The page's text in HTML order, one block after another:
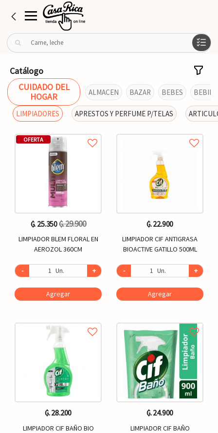
B
u
r
p
Catálogo
CUIDADO DEL
HOGAR
ALMACEN BAZAR BEBES
LIMPIADORES APRESTOS Y PERFUME P/TELAS
OFERTA
₲. 25.350₲. 29.900
LIMPIADOR BLEM FLORAL EN
AEROZOL 360CM
- Un. +
Agregar
₲. 22.900
LIMPIADOR CIF ANTIGRASA
BIOACTIVE GATILLO 500ML
- Un. +
Agregar
₲. 28.200
LIMPIADOR CIF BAÑO BIO
₲. 24.900
LIMPIADOR CIF BAÑO